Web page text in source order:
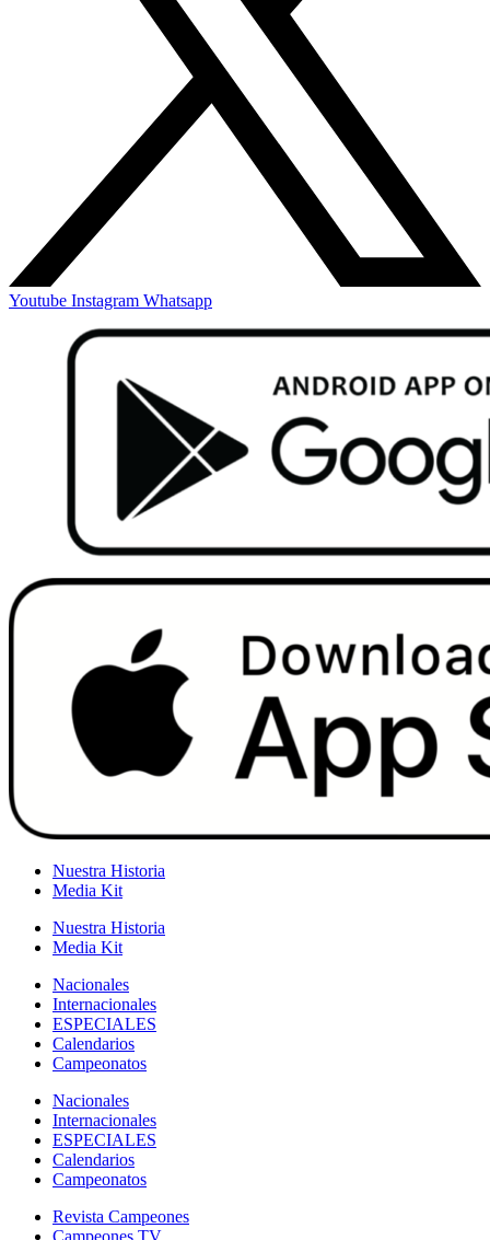
Youtube Instagram Whatsapp
Nuestra Historia
Media Kit
Nuestra Historia
Media Kit
Nacionales
Internacionales
ESPECIALES
Calendarios
Campeonatos
Nacionales
Internacionales
ESPECIALES
Calendarios
Campeonatos
Revista Campeones
Campeones TV